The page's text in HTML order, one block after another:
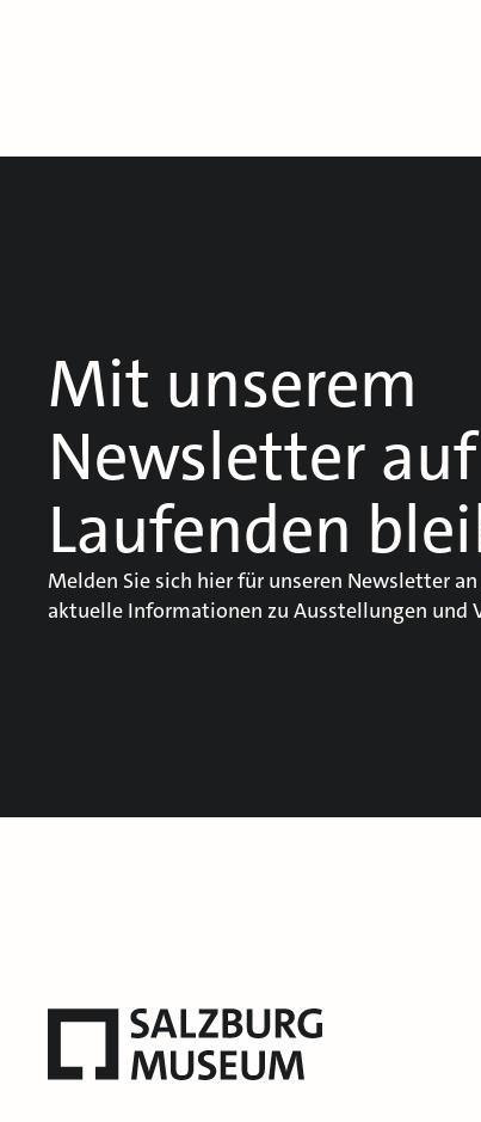
Mit unserem
Newsletter
Laufenden
Melden Sie sich hier für unseren Newsletter
aktuelle Informationen zu Ausstellungen und